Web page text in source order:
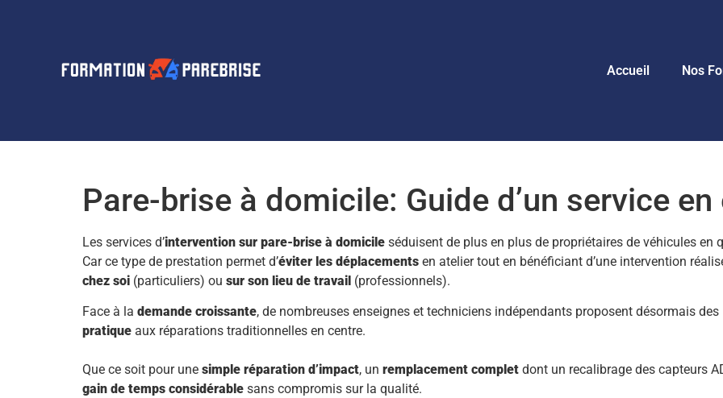
Accueil Nos
Pare-brise à domicile: Guide d’un service
Les services d’intervention sur pare-brise à domicile séduisent de plus en plus de propriétaires de véhicules en
Car ce type de prestation permet d’éviter les déplacements en atelier tout en bénéficiant d’une intervention
chez soi (particuliers) ou sur son lieu de travail (professionnels).
Face à la demande croissante, de nombreuses enseignes et techniciens indépendants proposent désormais
pratique aux réparations traditionnelles en centre.
Que ce soit pour une simple réparation d’impact, un remplacement complet dont un recalibrage des capteurs
gain de temps considérable sans compromis sur la qualité.